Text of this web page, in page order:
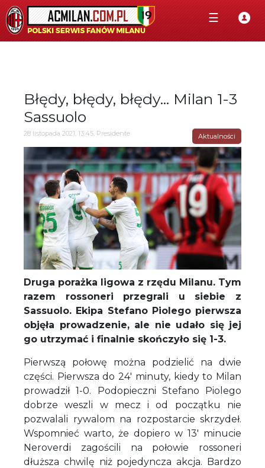
☰
Błędy, błędy, błędy... Milan 1-3
Sassuolo
28 listopada 2021, 13:45, Presidente Aktualności
Druga porażka ligowa z rzędu Milanu. Tym
razem rossoneri przegrali u siebie z
Sassuolo. Ekipa Stefano Piolego pierwsza
objęła prowadzenie, ale nie udało się jej
go utrzymać i finalnie skończyło się 1-3.
Pierwszą połowę można podzielić na dwie
części. Pierwsza do 24' minuty, kiedy to Milan
prowadził 1-0. Podopieczni Stefano Piolego
dobrze weszli w mecz i od początku nie
pozwalali rywalom na rozpostarcie skrzydeł.
Wspomnieć warto, że dopiero w 13' minucie
Neroverdi zagościli na połowie rossoneri
dłuższa chwilę niż pojedyncza akcja. Bardzo